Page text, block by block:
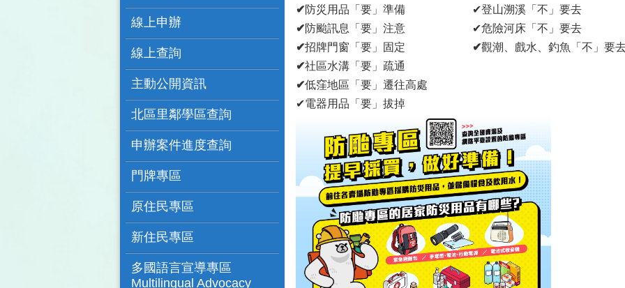
線上申辦
線上查詢
主動公開資訊
北區里鄰學區查詢
申辦案件進度查詢
門牌專區
原住民專區
新住民專區
多國語言宣導專區
Multilingual Advocacy
✔防災用品「要」準備 ✔登山溯溪「不」要去
✔防颱訊息「要」注意 ✔危險河床「不」要去
✔招牌門窗「要」固定 ✔觀潮、戲水、釣魚「不」要
✔社區水溝「要」疏通
✔低窪地區「要」遷往高處
✔電器用品「要」拔掉